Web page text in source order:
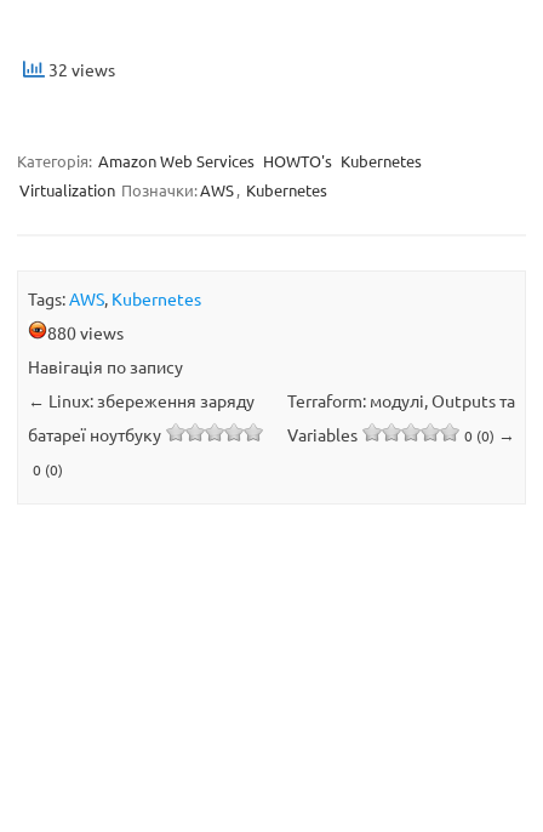
32 views
Категорія: Amazon Web Services HOWTO's Kubernetes
Virtualization Позначки:AWS, Kubernetes
Tags:AWS, Kubernetes
880 views
Навігація по запису
← Linux: збереження заряду
батареї ноутбуку
0 (0)
Terraform: модулі, Outputs та
Variables
0 (0) →